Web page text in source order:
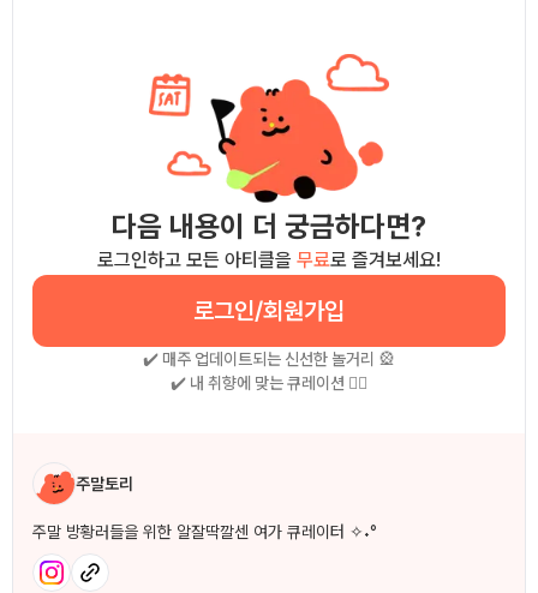
다음 내용이 더 궁금하다면?
로그인하고 모든 아티클을 무료로 즐겨보세요!
로그인/회원가입
✔️ 매주 업데이트되는 신선한 놀거리 🎡
✔️ 내 취향에 맞는 큐레이션 🧚‍♀
작성자 소개
주말토리
주말 방황러들을 위한 알잘딱깔센 여가 큐레이터 ✧˖°